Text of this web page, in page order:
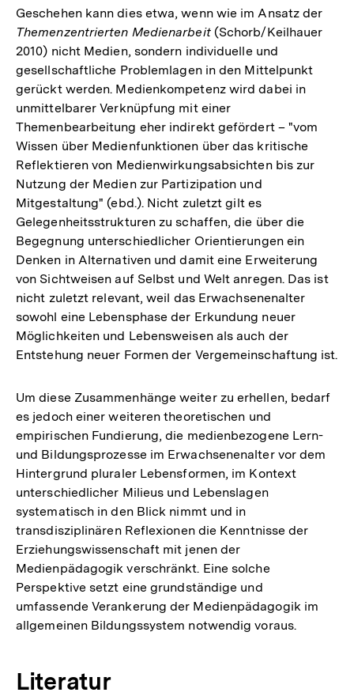
Geschehen kann dies etwa, wenn wie im Ansatz der
Themenzentrierten Medienarbeit(Schorb/Keilhauer
2010) nicht Medien, sondern individuelle und
gesellschaftliche Problemlagen in den Mittelpunkt
gerückt werden. Medienkompetenz wird dabei in
unmittelbarer Verknüpfung mit einer
Themenbearbeitung eher indirekt gefördert – "vom
Wissen über Medienfunktionen über das kritische
Reflektieren von Medienwirkungsabsichten bis zur
Nutzung der Medien zur Partizipation und
Mitgestaltung" (ebd.). Nicht zuletzt gilt es
Gelegenheitsstrukturen zu schaffen, die über die
Begegnung unterschiedlicher Orientierungen ein
Denken in Alternativen und damit eine Erweiterung
von Sichtweisen auf Selbst und Welt anregen. Das ist
nicht zuletzt relevant, weil das Erwachsenenalter
sowohl eine Lebensphase der Erkundung neuer
Möglichkeiten und Lebensweisen als auch der
Entstehung neuer Formen der Vergemeinschaftung ist.
Um diese Zusammenhänge weiter zu erhellen, bedarf
es jedoch einer weiteren theoretischen und
empirischen Fundierung, die medienbezogene Lern-
und Bildungsprozesse im Erwachsenenalter vor dem
Hintergrund pluraler Lebensformen, im Kontext
unterschiedlicher Milieus und Lebenslagen
systematisch in den Blick nimmt und in
transdisziplinären Reflexionen die Kenntnisse der
Erziehungswissenschaft mit jenen der
Medienpädagogik verschränkt. Eine solche
Perspektive setzt eine grundständige und
umfassende Verankerung der Medienpädagogik im
allgemeinen Bildungssystem notwendig voraus.
Literatur